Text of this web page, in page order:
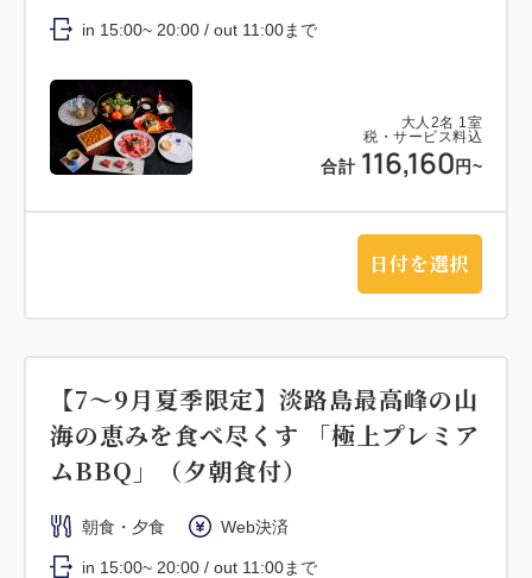
大人 2名 1 室
税・サービス料込
合計 116,160 円~
in 15:00~ 20:00 / out 11:00まで
日付を選択
【7～9月夏季限定】淡路島最高峰の山
海の恵みを食べ尽くす 「極上プレミア
ムBBQ」（夕朝食付）
朝食・夕食 Web決済
in 15:00~ 20:00 / out 11:00まで